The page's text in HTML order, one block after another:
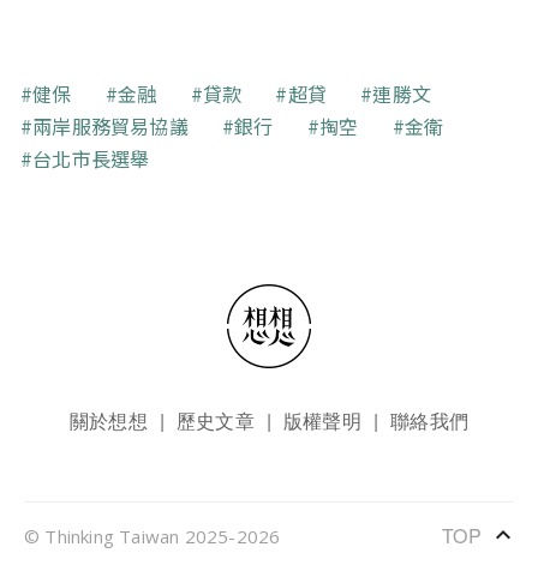
關鍵字
健保 金融 貸款 超貸
連勝文
兩岸服務貿易協議
銀行 掏空
金衛
台北市長選舉
頁尾選單關於想想 歷史文章 版權聲明 聯絡我們
© Thinking Taiwan 2025-2026 TOP keyboard_arrow_up